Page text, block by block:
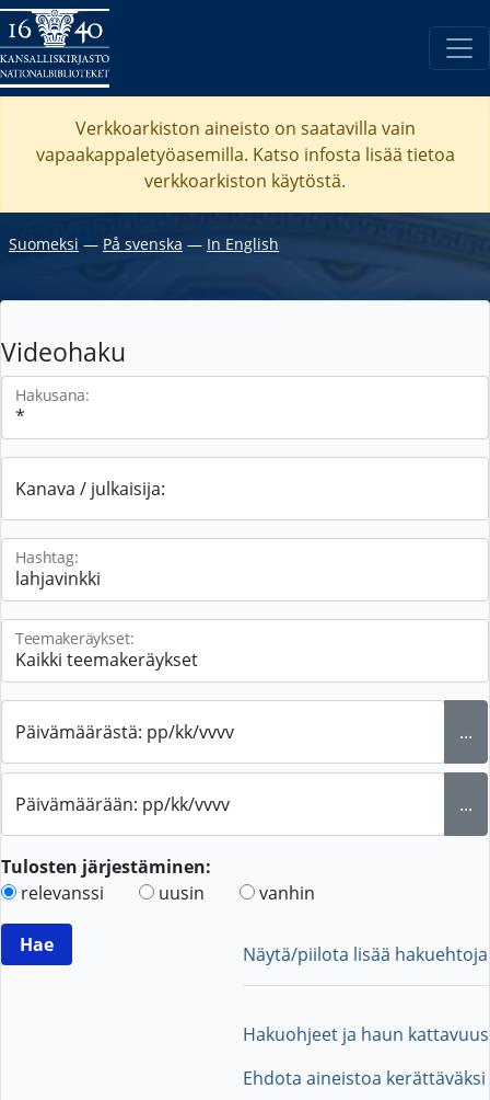
Verkkoarkiston aineisto on saatavilla vain
vapaakappaletyöasemilla. Katso infosta lisää tietoa
verkkoarkiston käytöstä.
Suomeksi ― På svenska ― In English
Videohaku
Hakusana:
Kanava / julkaisija:
Hashtag:
Teemakeräykset:
Päivämäärästä: pp/kk/vvvv ...
Päivämäärään: pp/kk/vvvv ...
Tulosten järjestäminen:
relevanssi
uusin vanhin
Näytä/piilota lisää hakuehtoja
Hakuohjeet ja haun kattavuus
Ehdota aineistoa kerättäväksi